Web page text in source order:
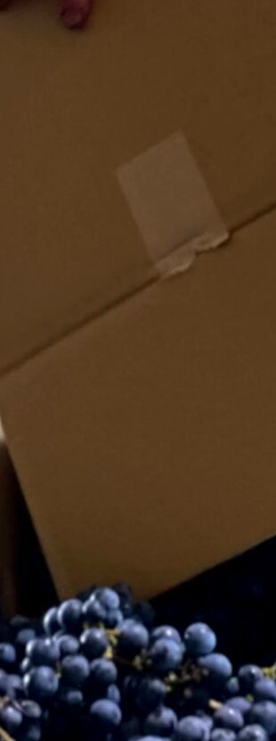
ちば クラウドファンディングとは
アドバイザー 活動ブログ
アドバイザー/ Anna Sato
アドバイザーのご紹介
クラウドファンディング体験者インタビュ
コミュニティコーピング
ドリプロ
ピタゴラ
ライダーズ神社実行委員会